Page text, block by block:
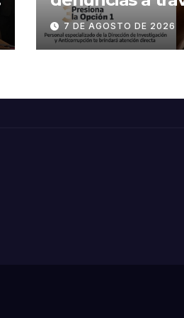
de la estrategia
digital
te conecta»
7 DE AGOSTO DE 2026